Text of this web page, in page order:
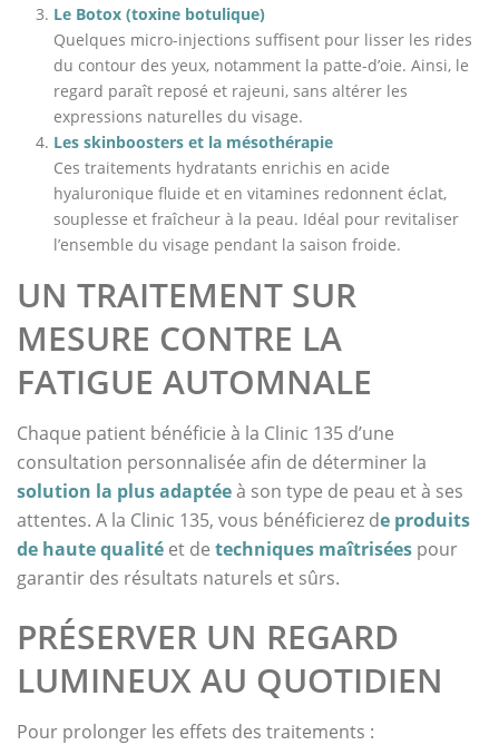
Le Botox (toxine botulique)
Quelques micro-injections suffisent pour lisser les rides
du contour des yeux, notamment la patte-d’oie. Ainsi, le
regard paraît reposé et rajeuni, sans altérer les
expressions naturelles du visage.
Les skinboosters et la mésothérapie
Ces traitements hydratants enrichis en acide
hyaluronique fluide et en vitamines redonnent éclat,
souplesse et fraîcheur à la peau. Idéal pour revitaliser
l’ensemble du visage pendant la saison froide.
UN TRAITEMENT SUR
MESURE CONTRE LA
FATIGUE AUTOMNALE
Chaque patient bénéficie à la Clinic 135 d’une
consultation personnalisée afin de déterminer la
solution la plus adaptéeà son type de peau et à ses
attentes. A la Clinic 135, vous bénéficierez de produits
de haute qualité et de techniques maîtrisées pour
garantir des résultats naturels et sûrs.
PRÉSERVER UN REGARD
LUMINEUX AU QUOTIDIEN
Pour prolonger les effets des traitements :